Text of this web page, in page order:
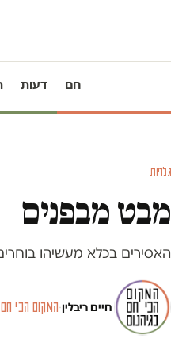
חם דעות
גלריות
מבט מבפנים
האסירים בכלא מעשיהו
חיים ריבלין·המקום הכי חם